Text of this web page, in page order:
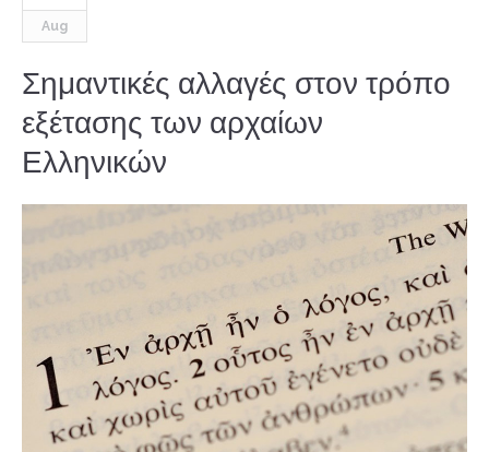
Aug
Σημαντικές αλλαγές στον τρόπο
εξέτασης των αρχαίων
Ελληνικών